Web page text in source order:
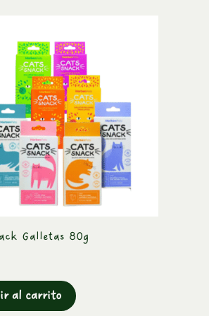
Galletas 80g
al carrito